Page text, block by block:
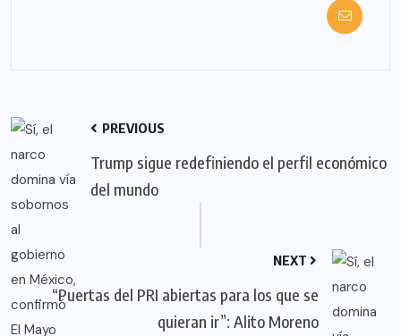
PREVIOUS
Trump sigue redefiniendo el perfil económico
del mundo
NEXT
“Puertas del PRI abiertas para los que se
quieran ir”: Alito Moreno